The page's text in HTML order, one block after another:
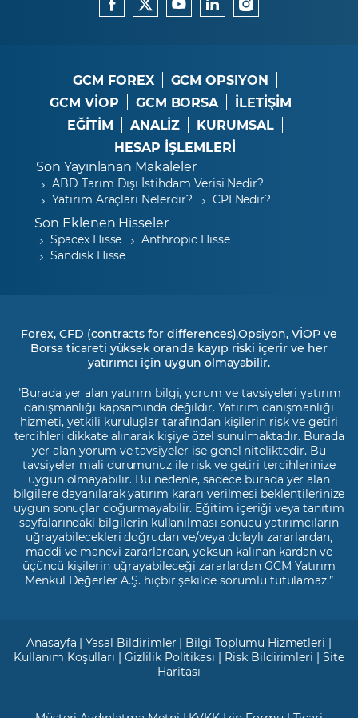
GCM FOREX
GCM OPSIYON
GCM VİOP
GCM BORSA
İLETİŞİM
EĞİTİM
ANALİZ
KURUMSAL
HESAP İŞLEMLERİ
Son Yayınlanan Makaleler
ABD Tarım Dışı İstihdam Verisi Nedir?
Yatırım Araçları Nelerdir?
CPI Nedir?
Son Eklenen Hisseler
Spacex Hisse
Anthropic Hisse
Sandisk Hisse
Forex, CFD (contracts for differences),Opsiyon, VİOP ve
Borsa ticareti yüksek oranda kayıp riski içerir ve her
yatırımcı için uygun olmayabilir.
"Burada yer alan yatırım bilgi, yorum ve tavsiyeleri yatırım
danışmanlığı kapsamında değildir. Yatırım danışmanlığı
hizmeti, yetkili kuruluşlar tarafından kişilerin risk ve getiri
tercihleri dikkate alınarak kişiye özel sunulmaktadır. Burada
yer alan yorum ve tavsiyeler ise genel niteliktedir. Bu
tavsiyeler mali durumunuz ile risk ve getiri tercihlerinize
uygun olmayabilir. Bu nedenle, sadece burada yer alan
bilgilere dayanılarak yatırım kararı verilmesi beklentilerinize
uygun sonuçlar doğurmayabilir. Eğitim içeriği veya tanıtım
sayfalarındaki bilgilerin kullanılması sonucu yatırımcıların
uğrayabilecekleri doğrudan ve/veya dolaylı zararlardan,
maddi ve manevi zararlardan, yoksun kalınan kardan ve
üçüncü kişilerin uğrayabileceği zararlardan GCM Yatırım
Menkul Değerler A.Ş. hiçbir şekilde sorumlu tutulamaz.”
Anasayfa |Yasal Bildirimler | Bilgi Toplumu Hizmetleri |
Kullanım Koşulları |Gizlilik Politikası | Risk Bildirimleri |Site
Haritası